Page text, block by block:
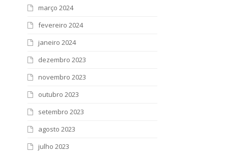
março 2024
fevereiro 2024
janeiro 2024
dezembro 2023
novembro 2023
outubro 2023
setembro 2023
agosto 2023
julho 2023